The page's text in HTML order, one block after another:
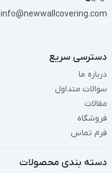
info@newwallcovering.com
دسترسی سریع
درباره ما
سوالات متداول
مقالات
فروشگاه
فرم تماس
دسته بندی محصولات